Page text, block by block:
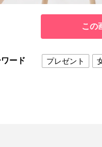
この
ード プレゼント